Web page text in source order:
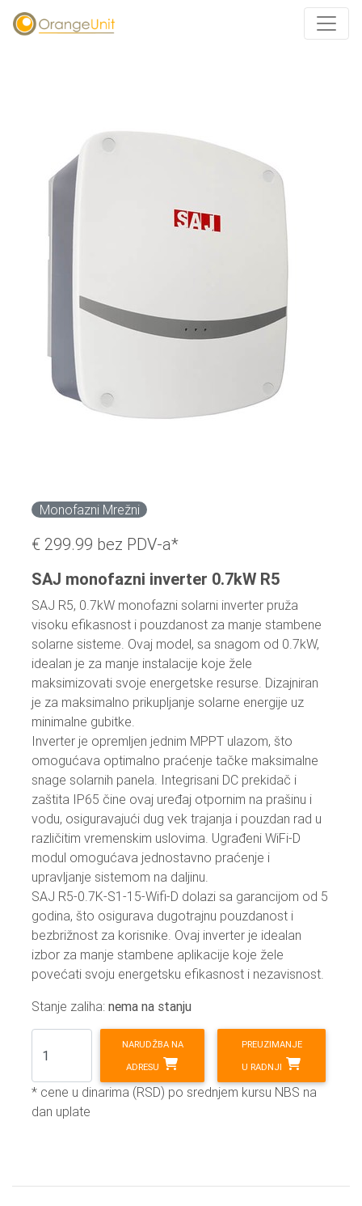
Monofazni Mrežni
€ 299.99 bez PDV-a*
SAJ monofazni inverter 0.7kW R5
SAJ R5, 0.7kW monofazni solarni inverter pruža
visoku efikasnost i pouzdanost za manje stambene
solarne sisteme. Ovaj model, sa snagom od 0.7kW,
idealan je za manje instalacije koje žele
maksimizovati svoje energetske resurse. Dizajniran
je za maksimalno prikupljanje solarne energije uz
minimalne gubitke.
Inverter je opremljen jednim MPPT ulazom, što
omogućava optimalno praćenje tačke maksimalne
snage solarnih panela. Integrisani DC prekidač i
zaštita IP65 čine ovaj uređaj otpornim na prašinu i
vodu, osiguravajući dug vek trajanja i pouzdan rad u
različitim vremenskim uslovima. Ugrađeni WiFi-D
modul omogućava jednostavno praćenje i
upravljanje sistemom na daljinu.
SAJ R5-0.7K-S1-15-Wifi-D dolazi sa garancijom od 5
godina, što osigurava dugotrajnu pouzdanost i
bezbrižnost za korisnike. Ovaj inverter je idealan
izbor za manje stambene aplikacije koje žele
povećati svoju energetsku efikasnost i nezavisnost.
Stanje zaliha: nema na stanju
NARUDŽBA NA
ADRESU
PREUZIMANJE
U RADNJI
* cene u dinarima (RSD) po srednjem kursu NBS na
dan uplate